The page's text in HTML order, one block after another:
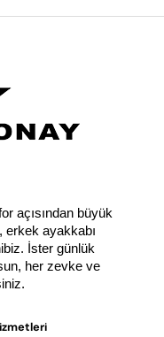
açısından büyük
erkek ayakkabı
İster günlük
her zevke ve